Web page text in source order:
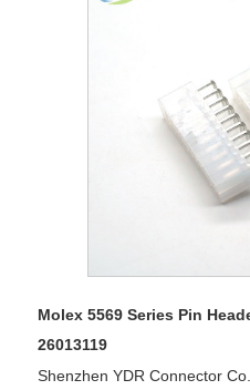
Molex 5569 Series Pin
26013119
Shenzhen YDR Connector